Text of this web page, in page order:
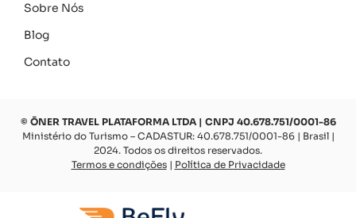
Sobre Nós
Blog
Contato
© ŌNER TRAVEL PLATAFORMA LTDA | CNPJ 40.678.751/0001-86
Ministério do Turismo – CADASTUR: 40.678.751/0001-86 | Brasil |
2024. Todos os direitos reservados.
Termos e condições| Política de Privacidade